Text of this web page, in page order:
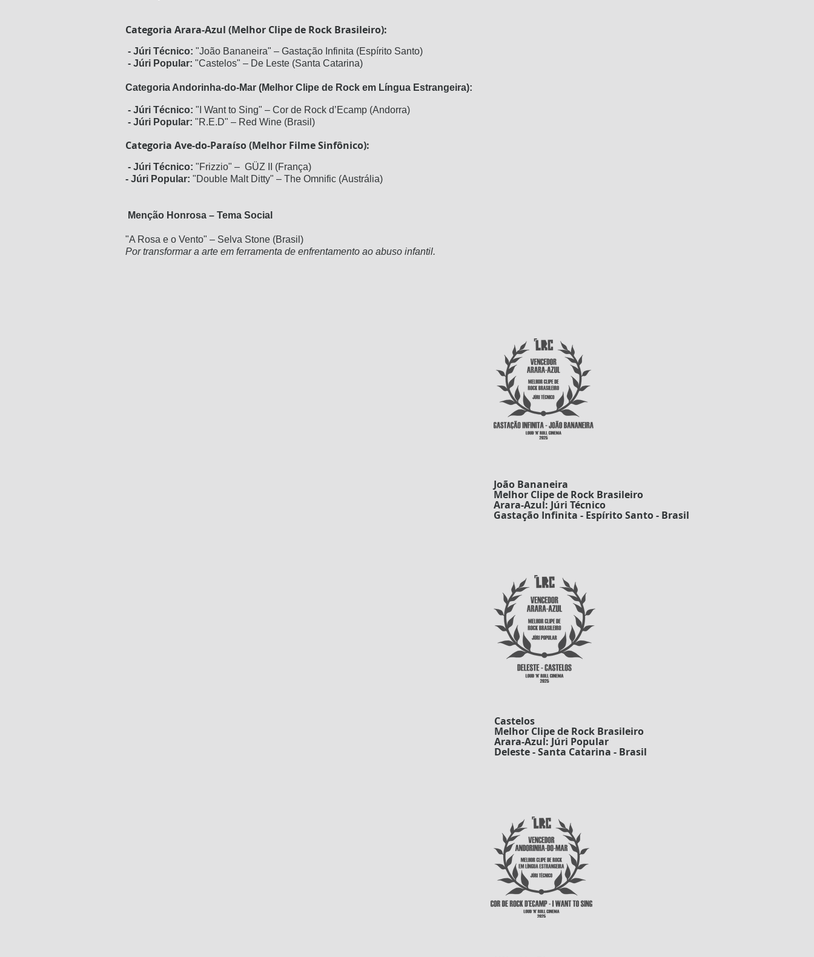
Categoria Arara-Azul (Melhor Clipe de Rock Brasileiro):
- Júri Técnico: "João Bananeira" – Gastação Infinita (Espírito Santo)
- Júri Popular: "Castelos" – De Leste (Santa Catarina)
Categoria Andorinha-do-Mar (Melhor Clipe de Rock em Língua Estrangeira):
- Júri Técnico: "I Want to Sing" – Cor de Rock d’Ecamp (Andorra)
- Júri Popular: "R.E.D" – Red Wine (Brasil)
Categoria Ave-do-Paraíso (Melhor Filme Sinfônico):
- Júri Técnico: "Frizzio" – GÜZ II (França)
- Júri Popular: "Double Malt Ditty" – The Omnific (Austrália)
Menção Honrosa – Tema Social
"A Rosa e o Vento" – Selva Stone (Brasil)
Por transformar a arte em ferramenta de enfrentamento ao abuso infantil.
João Bananeira
Melhor Clipe de Rock Brasileiro
Arara-Azul: Júri Técnico
Gastação Infinita - Espírito Santo - Brasil
Castelos
Melhor Clipe de Rock Brasileiro
Arara-Azul: Júri Popular
Deleste - Santa Catarina - Brasil